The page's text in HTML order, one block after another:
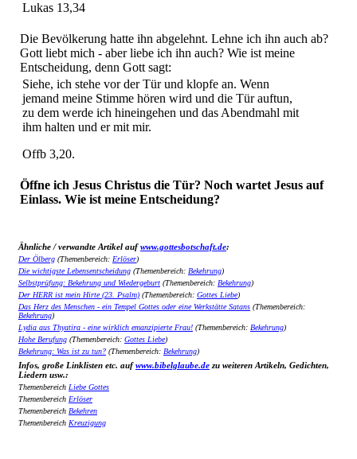
Lukas 13,34
Die Bevölkerung hatte ihn abgelehnt. Lehne ich ihn auch ab?
Gott liebt mich - aber liebe ich ihn auch? Wie ist meine
Entscheidung, denn Gott sagt:
Siehe, ich stehe vor der Tür und klopfe an. Wenn
jemand meine Stimme hören wird und die Tür auftun,
zu dem werde ich hineingehen und das Abendmahl mit
ihm halten und er mit mir.
Offb 3,20.
Öffne ich Jesus Christus die Tür? Noch wartet Jesus auf
Einlass. Wie ist meine Entscheidung?
Ähnliche / verwandte Artikel aufwww.gottesbotschaft.de:
Der Ölberg (Themenbereich: Erlöser)
Die wichtigste Lebensentscheidung (Themenbereich: Bekehrung)
Selbstprüfung: Bekehrung und Wiedergeburt (Themenbereich: Bekehrung)
Der HERR ist mein Hirte (23. Psalm) (Themenbereich: Gottes Liebe)
Das Herz des Menschen - ein Tempel Gottes oder eine Werkstätte Satans (Themenbereich:
Bekehrung)
Lydia aus Thyatira - eine wirklich emanzipierte Frau! (Themenbereich: Bekehrung)
Hohe Berufung (Themenbereich: Gottes Liebe)
Bekehrung: Was ist zu tun? (Themenbereich: Bekehrung)
Infos, große Linklisten etc. aufwww.bibelglaube.de zu weiteren Artikeln, Gedichten,
Liedern usw.:
Themenbereich Liebe Gottes
Themenbereich Erlöser
Themenbereich Bekehren
Themenbereich Kreuzigung